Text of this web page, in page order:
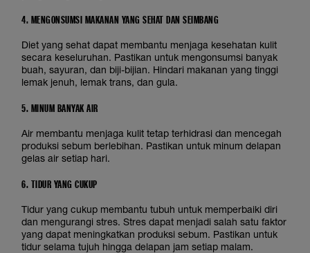
4. MENGONSUMSI MAKANAN YANG SEHAT DAN SEIMBANG
Diet yang sehat dapat membantu menjaga kesehatan kulit
secara keseluruhan. Pastikan untuk mengonsumsi banyak
buah, sayuran, dan biji-bijian. Hindari makanan yang tinggi
lemak jenuh, lemak trans, dan gula.
5. MINUM BANYAK AIR
Air membantu menjaga kulit tetap terhidrasi dan mencegah
produksi sebum berlebihan. Pastikan untuk minum delapan
gelas air setiap hari.
6. TIDUR YANG CUKUP
Tidur yang cukup membantu tubuh untuk memperbaiki diri
dan mengurangi stres. Stres dapat menjadi salah satu faktor
yang dapat meningkatkan produksi sebum. Pastikan untuk
tidur selama tujuh hingga delapan jam setiap malam.